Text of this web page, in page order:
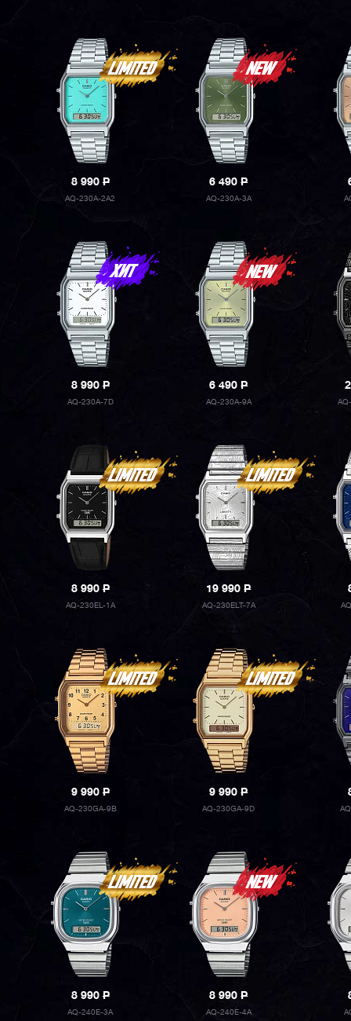
8 990P
AQ-230A-2A2
6 490P
AQ-230A-3A
8 990P
AQ-230A-7D
6 490P
AQ-230A-9A
8 990P
AQ-230EL-1A
19 990P
AQ-230ELT-7A
9 990P
AQ-230GA-9B
9 990P
AQ-230GA-9D
8 990P
AQ-240E-3A
8 990P
AQ-240E-4A